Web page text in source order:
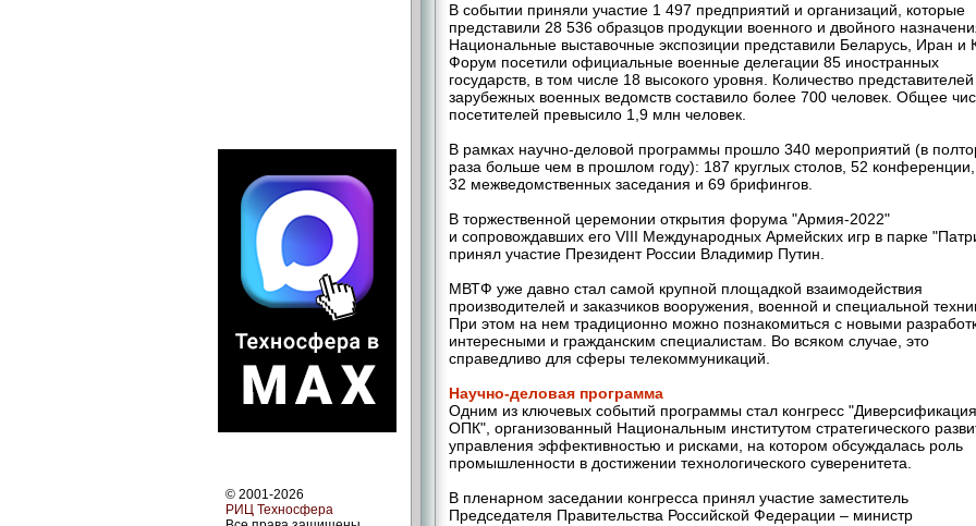
© 2001-2026
РИЦ Техносфера
В событии приняли участие 1 497 предприятий и организаций, которые
представили 28 536 образцов продукции военного и двойного
Национальные выставочные экспозиции представили Беларусь, Иран и
Форум посетили официальные военные делегации 85 иностранных
государств, в том числе 18 высокого уровня. Количество представителей
зарубежных военных ведомств составило более 700 человек. Общее
посетителей превысило 1,9 млн человек.
В рамках научно-деловой программы прошло 340 мероприятий (в
раза больше чем в прошлом году): 187 круглых столов, 52 конференции,
32 межведомственных заседания и 69 брифингов.
В торжественной церемонии открытия форума "Армия-2022"
и сопровождавших его VIII Международных Армейских игр в парке
принял участие Президент России Владимир Путин.
МВТФ уже давно стал самой крупной площадкой взаимодействия
производителей и заказчиков вооружения, военной и специальной
При этом на нем традиционно можно познакомиться с новыми
интересными и гражданским специалистам. Во всяком случае, это
справедливо для сферы телекоммуникаций.
Научно-деловая программа
Одним из ключевых событий программы стал конгресс "Диверсификация
ОПК", организованный Национальным институтом стратегического
управления эффективностью и рисками, на котором обсуждалась роль
промышленности в достижении технологического суверенитета.
В пленарном заседании конгресса принял участие заместитель
Председателя Правительства Российской Федерации – министр